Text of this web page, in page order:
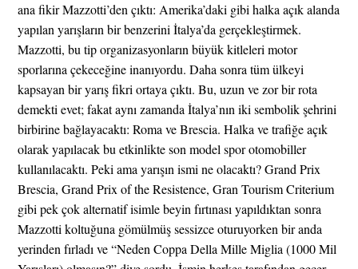
ana fikir Mazzotti’den çıktı: Amerika’daki gibi halka açık alanda
yapılan yarışların bir benzerini İtalya’da gerçekleştirmek.
Mazzotti, bu tip organizasyonların büyük kitleleri motor
sporlarına çekeceğine inanıyordu. Daha sonra tüm ülkeyi
kapsayan bir yarış fikri ortaya çıktı. Bu, uzun ve zor bir rota
demekti evet; fakat aynı zamanda İtalya’nın iki sembolik şehrini
birbirine bağlayacaktı: Roma ve Brescia. Halka ve trafiğe açık
olarak yapılacak bu etkinlikte son model spor otomobiller
kullanılacaktı. Peki ama yarışın ismi ne olacaktı? Grand Prix
Brescia, Grand Prix of the Resistence, Gran Tourism Criterium
gibi pek çok alternatif isimle beyin fırtınası yapıldıktan sonra
Mazzotti koltuğuna gömülmüş sessizce oturuyorken bir anda
yerinden fırladı ve “Neden Coppa Della Mille Miglia (1000 Mil